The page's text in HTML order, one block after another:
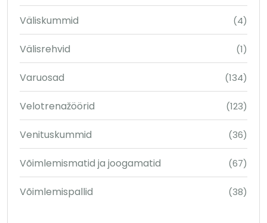
Väliskummid (4)
Välisrehvid (1)
Varuosad (134)
Velotrenažöörid (123)
Venituskummid (36)
Võimlemismatid ja joogamatid (67)
Võimlemispallid (38)